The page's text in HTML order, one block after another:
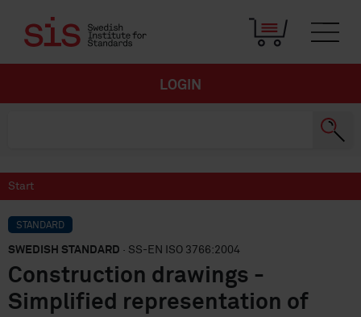
LOGIN
Start
STANDARD
SWEDISH STANDARD · SS-EN ISO 3766:2004
Construction drawings -
Simplified representation of